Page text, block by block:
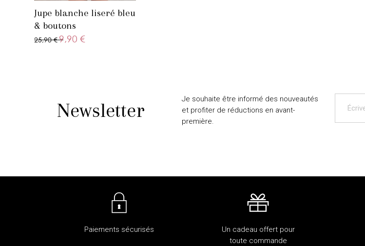
Jupe blanche liseré bleu
& boutons
25,90 €9,90 €
Newsletter
Je souhaite être informé des nouveautés
et profiter de réductions en avant-
première.
Paiements sécurisés
Un cadeau offert pour
toute commande